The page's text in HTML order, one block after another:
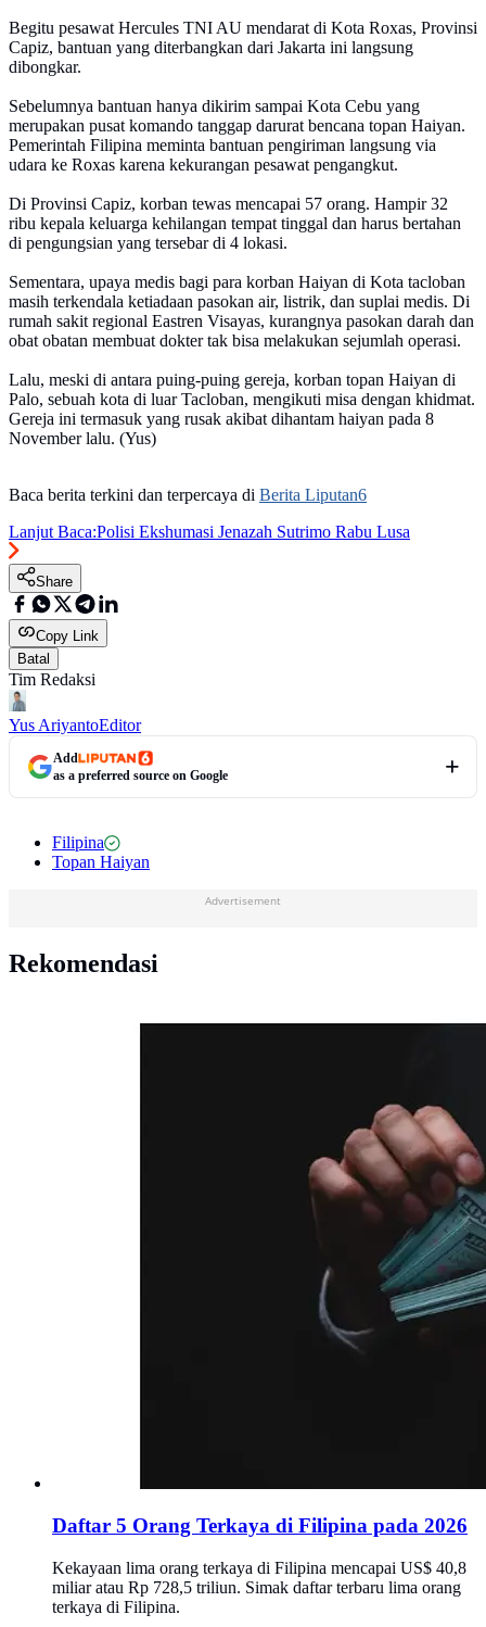
Begitu pesawat Hercules TNI AU mendarat di Kota Roxas, Provinsi
Capiz, bantuan yang diterbangkan dari Jakarta ini langsung
dibongkar.
Sebelumnya bantuan hanya dikirim sampai Kota Cebu yang
merupakan pusat komando tanggap darurat bencana topan Haiyan.
Pemerintah Filipina meminta bantuan pengiriman langsung via
udara ke Roxas karena kekurangan pesawat pengangkut.
Di Provinsi Capiz, korban tewas mencapai 57 orang. Hampir 32
ribu kepala keluarga kehilangan tempat tinggal dan harus bertahan
di pengungsian yang tersebar di 4 lokasi.
Sementara, upaya medis bagi para korban Haiyan di Kota tacloban
masih terkendala ketiadaan pasokan air, listrik, dan suplai medis. Di
rumah sakit regional Eastren Visayas, kurangnya pasokan darah dan
obat obatan membuat dokter tak bisa melakukan sejumlah operasi.
Lalu, meski di antara puing-puing gereja, korban topan Haiyan di
Palo, sebuah kota di luar Tacloban, mengikuti misa dengan khidmat.
Gereja ini termasuk yang rusak akibat dihantam haiyan pada 8
November lalu. (Yus)
Baca berita terkini dan terpercaya di Berita Liputan6
Lanjut Baca:Polisi Ekshumasi Jenazah Sutrimo Rabu Lusa
Share
Copy Link
Batal
Tim Redaksi
Yus AriyantoEditor
Add
as a preferred source on Google
Filipina
Topan Haiyan
Advertisement
Rekomendasi
Daftar 5 Orang Terkaya di Filipina pada 2026
Kekayaan lima orang terkaya di Filipina mencapai US$ 40,8
miliar atau Rp 728,5 triliun. Simak daftar terbaru lima orang
terkaya di Filipina.